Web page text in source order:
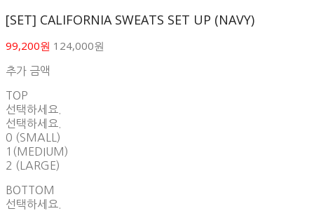
[SET] CALIFORNIA SWEATS SET UP (NAVY)
99,200원 124,000원
추가 금액
TOP
선택하세요.
선택하세요.
0 (SMALL)
1(MEDIUM)
2 (LARGE)
BOTTOM
선택하세요.